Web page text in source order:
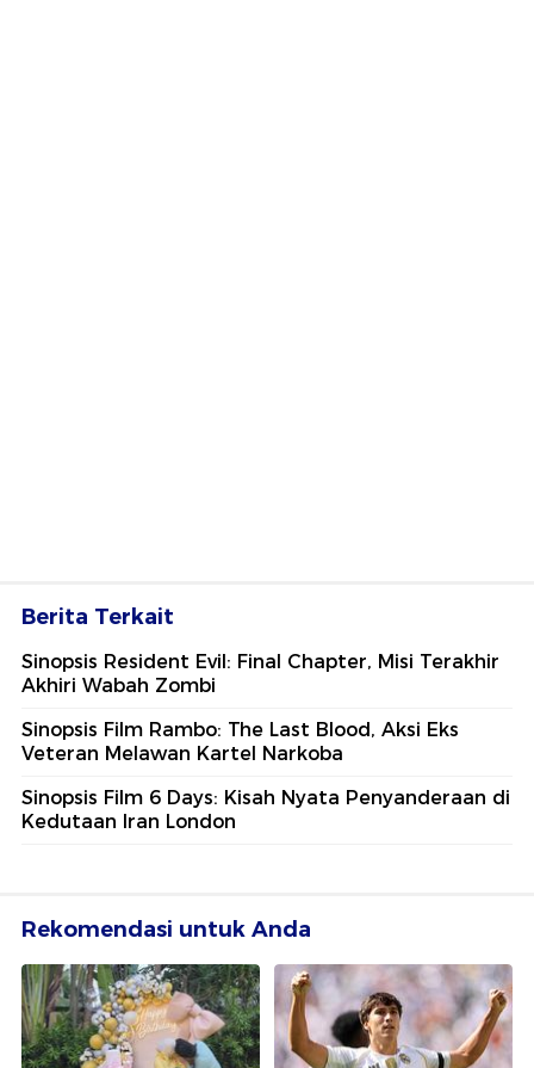
Berita Terkait
Sinopsis Resident Evil: Final Chapter, Misi Terakhir
Akhiri Wabah Zombi
Sinopsis Film Rambo: The Last Blood, Aksi Eks
Veteran Melawan Kartel Narkoba
Sinopsis Film 6 Days: Kisah Nyata Penyanderaan di
Kedutaan Iran London
Rekomendasi untuk Anda